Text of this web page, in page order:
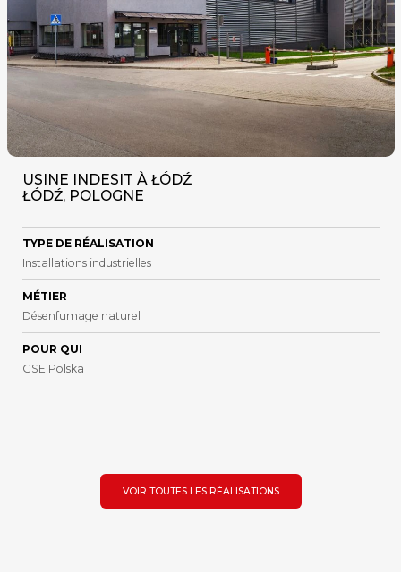
USINE INDESIT À ŁÓDŹ
ŁÓDŹ, POLOGNE
TYPE DE RÉALISATION
Installations industrielles
MÉTIER
Désenfumage naturel
POUR QUI
GSE Polska
VOIR TOUTES LES RÉALISATIONS